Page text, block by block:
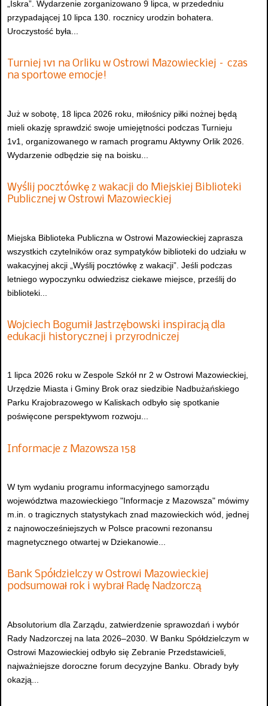
„Iskra”. Wydarzenie zorganizowano 9 lipca, w przededniu
przypadającej 10 lipca 130. rocznicy urodzin bohatera.
Uroczystość była...
Turniej 1v1 na Orliku w Ostrowi Mazowieckiej – czas
na sportowe emocje!
Już w sobotę, 18 lipca 2026 roku, miłośnicy piłki nożnej będą
mieli okazję sprawdzić swoje umiejętności podczas Turnieju
1v1, organizowanego w ramach programu Aktywny Orlik 2026.
Wydarzenie odbędzie się na boisku...
Wyślij pocztówkę z wakacji do Miejskiej Biblioteki
Publicznej w Ostrowi Mazowieckiej
Miejska Biblioteka Publiczna w Ostrowi Mazowieckiej zaprasza
wszystkich czytelników oraz sympatyków biblioteki do udziału w
wakacyjnej akcji „Wyślij pocztówkę z wakacji”. Jeśli podczas
letniego wypoczynku odwiedzisz ciekawe miejsce, prześlij do
biblioteki...
Wojciech Bogumił Jastrzębowski inspiracją dla
edukacji historycznej i przyrodniczej
1 lipca 2026 roku w Zespole Szkół nr 2 w Ostrowi Mazowieckiej,
Urzędzie Miasta i Gminy Brok oraz siedzibie Nadbużańskiego
Parku Krajobrazowego w Kaliskach odbyło się spotkanie
poświęcone perspektywom rozwoju...
Informacje z Mazowsza 158
W tym wydaniu programu informacyjnego samorządu
województwa mazowieckiego "Informacje z Mazowsza" mówimy
m.in. o tragicznych statystykach znad mazowieckich wód, jednej
z najnowocześniejszych w Polsce pracowni rezonansu
magnetycznego otwartej w Dziekanowie...
Bank Spółdzielczy w Ostrowi Mazowieckiej
podsumował rok i wybrał Radę Nadzorczą
Absolutorium dla Zarządu, zatwierdzenie sprawozdań i wybór
Rady Nadzorczej na lata 2026–2030. W Banku Spółdzielczym w
Ostrowi Mazowieckiej odbyło się Zebranie Przedstawicieli,
najważniejsze doroczne forum decyzyjne Banku. Obrady były
okazją...